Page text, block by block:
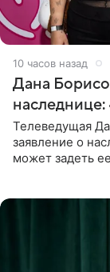
10 часов назад
Дана
Телеведущая
заявление о
может задеть